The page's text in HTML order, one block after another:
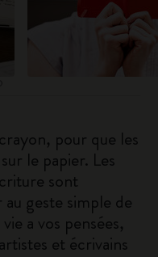
pour que les
le papier. Les
sont
geste simple de
a vos pensées,
et écrivains